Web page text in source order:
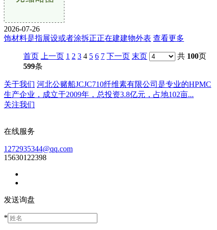
2026-07-26
饰材料是指展设或者涂拆正正在建建物外表 查看更多
首页 上一页 1 2 3 4 5 6 7 下一页 末页 共 100页
599条
关于我们 河北公赌船JCJC710纤维素有限公司是专业的HPMC
生产企业，成立于2009年，总投资3.8亿元，占地102亩...
关注我们
在线服务
1272935344@qq.com
15630122398
发送询盘
*